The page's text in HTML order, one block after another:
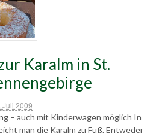
Karalm in St.
Juli 2009
– auch mit Kinderwagen möglich In
man die Karalm zu Fuß. Entweder